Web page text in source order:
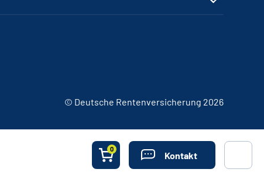
0
Kontakt
© Deutsche Rentenversicherung 2026